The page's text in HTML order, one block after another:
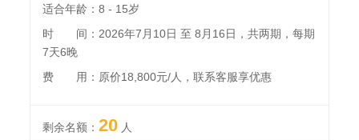
适合年龄：8 - 15岁
时 间：2026年7月10日 至 8月16日，共两期，每期
7天6晚
费 用：原价18,800元/人，联系客服享优惠
剩余名额：20 人